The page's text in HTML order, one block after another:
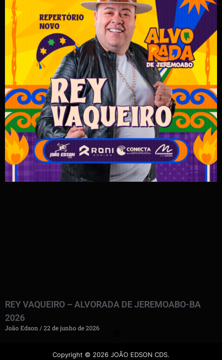
REY VAQUEIRO – ALVORADA DE JEREMOABO-BA
2026
João Edson 22 de junho de 2026
Copyright © 2026 JOÃO EDSON CDS.